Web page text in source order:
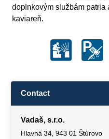
doplnkovým službám patria
kaviareň.
Contact
Vadaš, s.r.o.
Hlavná 34, 943 01 Štúrovo